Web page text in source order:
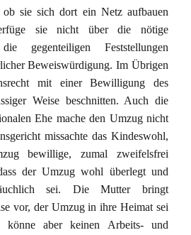
sie sich dort ein Netz aufbauen
sie nicht über die nötige
gegenteiligen Feststellungen
Beweiswürdigung. Im Übrigen
mit einer Bewilligung des
Weise beschnitten. Auch die
Ehe mache den Umzug nicht
missachte das Kindeswohl,
bewillige, zumal zweifelsfrei
der Umzug wohl überlegt und
sei. Die Mutter bringt
vor, der Umzug in ihre Heimat sei
könne aber keinen Arbeits- und